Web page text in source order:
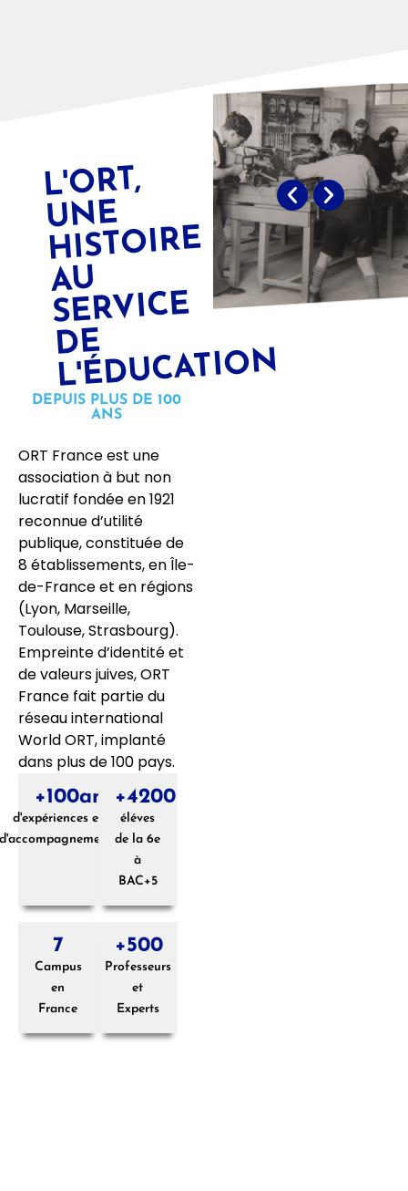
L'
ORT,
U
NE
HIST
OIRE
AU
SERVICE
DE
L'ÉDUCATI
O
N
DEPUIS PLUS DE 100
ANS
ORT France est une
association à but non
lucratif fondée en 1921
reconnue d’utilité
publique, constituée de
8 établissements, en Île-
de-France et en régions
(Lyon, Marseille,
Toulouse, Strasbourg).
Empreinte d’identité et
de valeurs juives, ORT
France fait partie du
réseau international
World ORT, implanté
dans plus de 100 pays.
d'expériences et
+100ans
éléves
de la 6e
à
BAC+5
+4200
Campus
en
France
7
Professeurs
et
Experts
+500